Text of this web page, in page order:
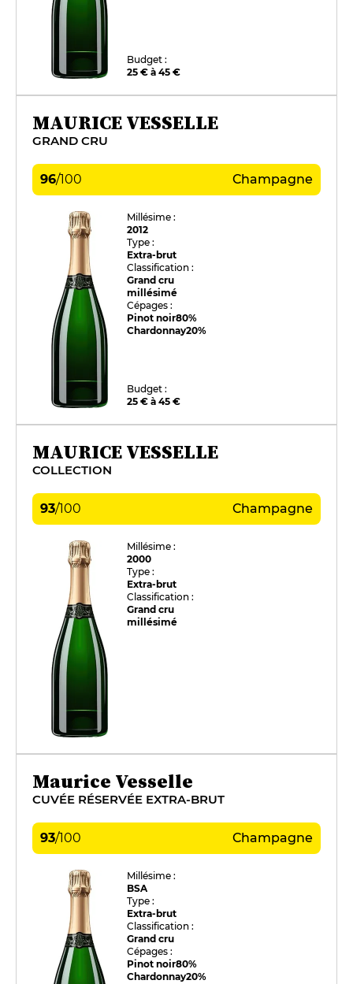
Budget :
25 € à 45 €
MAURICE VESSELLE
GRAND CRU
96/100 Champagne
Millésime :
2012
Type :
Extra-brut
Classification :
Grand cru
millésimé
Cépages :
Pinot noir80%
Chardonnay20%
Budget :
25 € à 45 €
MAURICE VESSELLE
COLLECTION
93/100 Champagne
Millésime :
2000
Type :
Extra-brut
Classification :
Grand cru
millésimé
Maurice Vesselle
CUVÉE RÉSERVÉE EXTRA-BRUT
93/100 Champagne
Millésime :
BSA
Type :
Extra-brut
Classification :
Grand cru
Cépages :
Pinot noir80%
Chardonnay20%